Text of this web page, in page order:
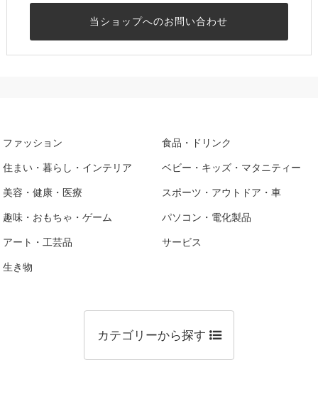
当ショップへのお問い合わせ
ファッション 食品・ドリンク
住まい・暮らし・インテリア ベビー・キッズ・マタニティー
美容・健康・医療 スポーツ・アウトドア・車
趣味・おもちゃ・ゲーム パソコン・電化製品
アート・工芸品 サービス
生き物
カテゴリーから探す